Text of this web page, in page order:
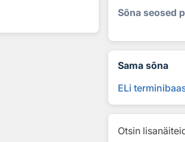
Sõna seosed
Sama sõna
ELi
Otsin